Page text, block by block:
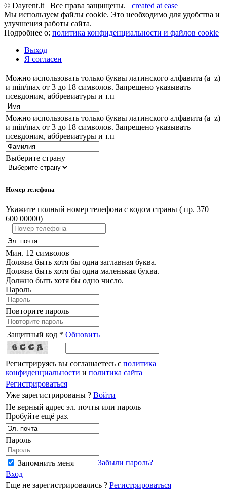
© Dayrent.lt Все права защищены. created at ease
Мы используем файлы cookie. Это необходимо для удобства и
улучшения работы сайта.
Подробнее о: политика конфиденциальности и файлов cookie
Выход
Я согласен
Можно использовать только буквы латинского алфавита (a–z)
и min/max от 3 до 18 символов. Запрещено указывать
псевдоним, аббревиатуры и т.п
Можно использовать только буквы латинского алфавита (a–z)
и min/max от 3 до 18 символов. Запрещено указывать
псевдоним, аббревиатуры и т.п
Выберите страну
Номер телефона
Укажите полный номер телефона с кодом страны ( пр. 370
600 00000)
+
Мин. 12 символов
Должна быть хотя бы одна заглавная буква.
Должна быть хотя бы одна маленькая буква.
Должно быть хотя бы одно число.
Пароль
Повторите пароль
Защитный код * Обновить
Регистрируясь вы соглашаетесь с политика
конфиденциальности и политика сайта
Регистрироваться
Уже зарегистрированы ? Войти
Не верный адрес эл. почты или пароль
Пробуйте ещё раз.
Пароль
Запомнить меня
Забыли пароль?
Вход
Еще не зарегистрировались ? Регистрироваться